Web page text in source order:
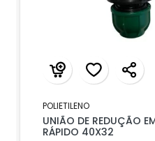
POLIETILENO
UNIÃO DE REDUÇÃO
RÁPIDO 40X32